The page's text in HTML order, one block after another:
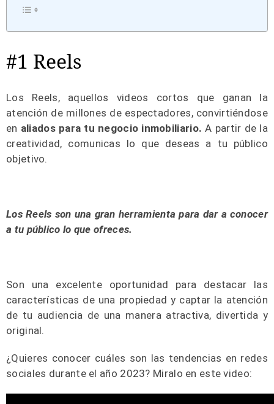
#1 Reels
Los Reels, aquellos videos cortos que ganan la
atención de millones de espectadores, convirtiéndose
en aliados para tu negocio inmobiliario. A partir de la
creatividad, comunicas lo que deseas a tu público
objetivo.
Los Reels son una gran herramienta para dar a conocer
a tu público lo que ofreces.
Son una excelente oportunidad para destacar las
características de una propiedad y captar la atención
de tu audiencia de una manera atractiva, divertida y
original.
¿Quieres conocer cuáles son las tendencias en redes
sociales durante el año 2023? Miralo en este video: